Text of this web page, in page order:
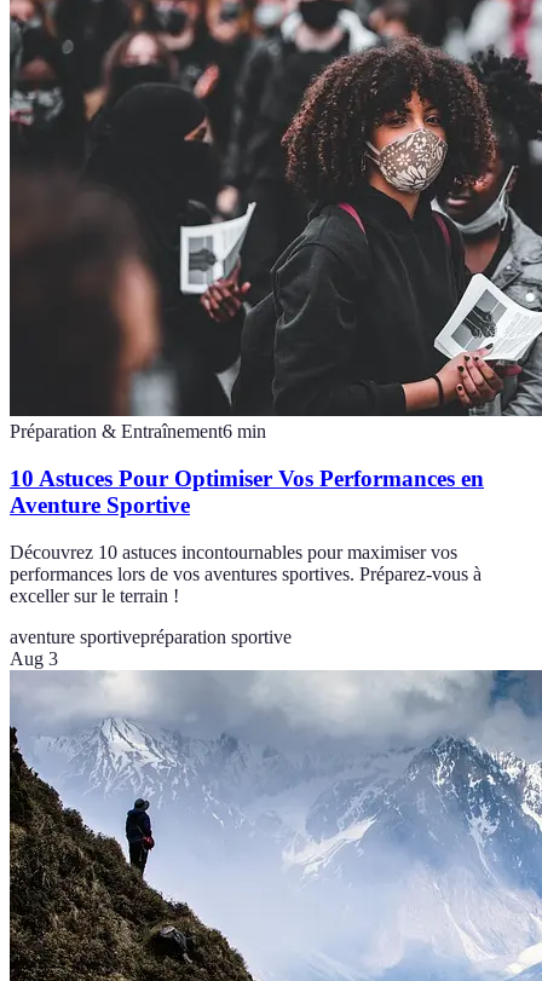
Préparation & Entraînement6 min
10 Astuces Pour Optimiser Vos Performances en
Aventure Sportive
Découvrez 10 astuces incontournables pour maximiser vos
performances lors de vos aventures sportives. Préparez-vous à
exceller sur le terrain !
aventure sportivepréparation sportive
Aug 3